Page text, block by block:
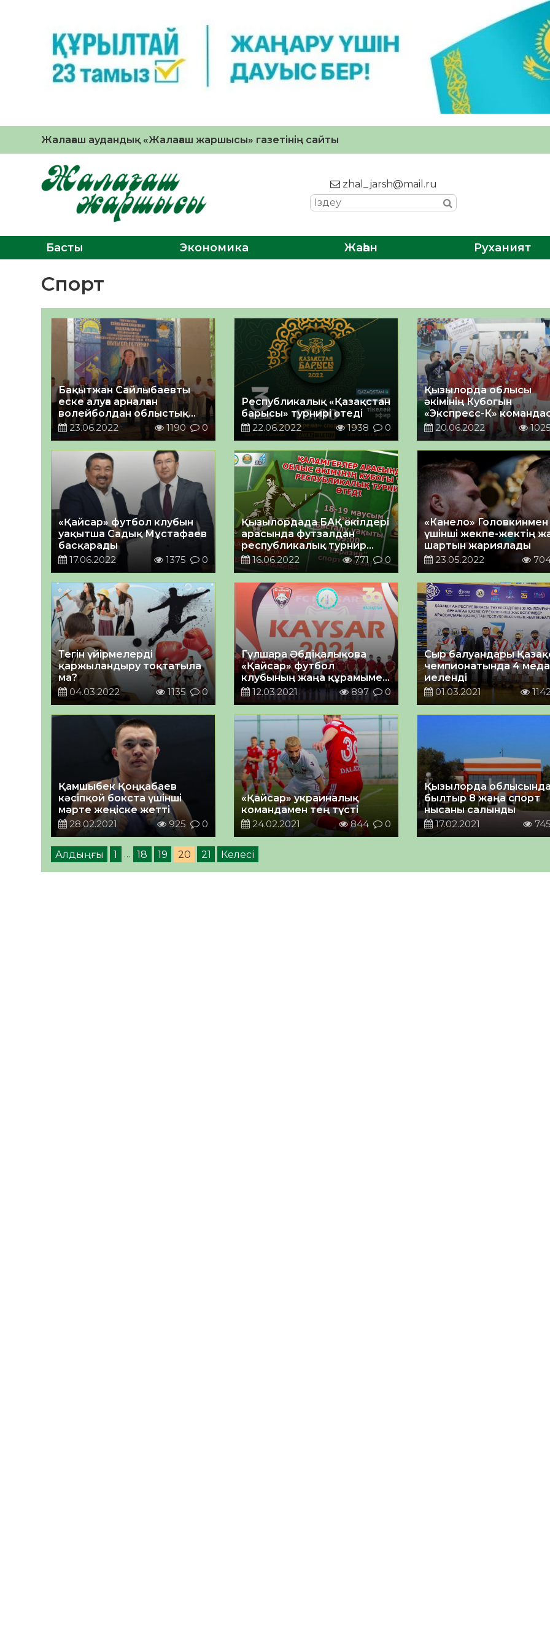
Жалағаш аудандық «Жалағаш жаршысы» газетінің сайты
zhal_jarsh@mail.ru
Басты Экономика Жаһан Руханият
Спорт
Бақытжан Сайлыбаевты
еске алуға арналған
волейболдан облыстық
турнир басталды
23.06.2022 1190 0
Республикалық «Қазақстан
барысы» турнирі өтеді
22.06.2022
1938 0
Қызылорда облысы
әкімінің Кубогын
«Экспресс-К»
жеңіп алды
20.06.2022 1025
«Қайсар» футбол клубын
уақытша Садық Мұстафаев
басқарады
17.06.2022
1375 0
Қызылордада БАҚ өкілдері
арасында футзалдан
республикалық турнир
өтеді
16.06.2022 771 0
«Канело» Головкинмен
үшінші жекпе-жектің
шартын жариялады
23.05.2022
Тегін үйірмелерді
қаржыландыру тоқтатыла
ма?
04.03.2022
1135 0
Гүлшара Әбдіқалықова
«Қайсар» футбол
клубының жаңа құрамымен
танысты
12.03.2021 897 0
Сыр балуандары
чемпионатында 4
иеленді
01.03.2021
Қамшыбек Қоңқабаев
кәсіпқой бокста үшінші
мәрте жеңіске жетті
28.02.2021
925 0
«Қайсар» украиналық
командамен тең түсті
24.02.2021
844 0
Қызылорда облысында
былтыр 8 жаңа спорт
нысаны салынды
17.02.2021
745
Алдыңғы 1 … 18 19 20 21 Келесі